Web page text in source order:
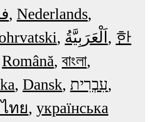
Nederlands
한
Română বাংলা
Dansk עִבְרִית
ทย українська